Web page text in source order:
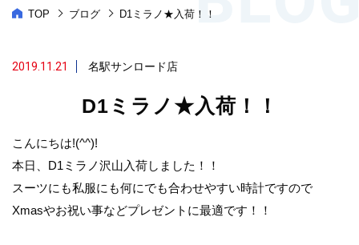
TOP ブログ D1ミラノ★入荷！！
2019.11.21 名駅サンロード店
D1ミラノ★入荷！！
こんにちは!(^^)!
本日、D1ミラノ沢山入荷しました！！
スーツにも私服にも何にでも合わせやすい時計ですので
Xmasやお祝い事などプレゼントに最適です！！